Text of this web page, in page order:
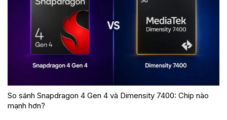
So sánh Snapdragon 4 Gen 4 và Dimensity 7400: Chip nào
mạnh hơn?